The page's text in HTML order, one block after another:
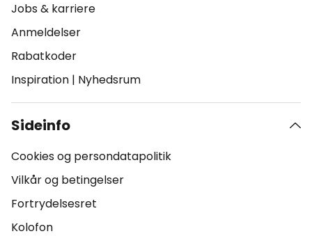
Jobs & karriere
Anmeldelser
Rabatkoder
Inspiration | Nyhedsrum
Sideinfo
Cookies og persondatapolitik
Vilkår og betingelser
Fortrydelsesret
Kolofon